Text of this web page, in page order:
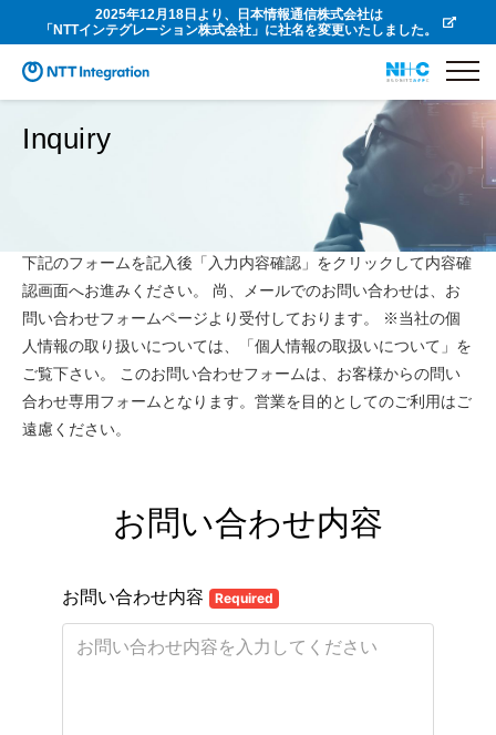
2025年12月18日より、日本情報通信株式会社は
「NTTインテグレーション株式会社」に社名を変更いたしました。
Inquiry
下記のフォームを記入後「入力内容確認」をクリックして内容確
認画面へお進みください。 尚、メールでのお問い合わせは、お
問い合わせフォームページより受付しております。 ※当社の個
人情報の取り扱いについては、「個人情報の取扱いについて」を
ご覧下さい。 このお問い合わせフォームは、お客様からの問い
合わせ専用フォームとなります。 営業を目的としてのご利用はご
遠慮ください。